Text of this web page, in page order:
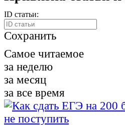
ID статьи:
Сохранить
Самое читаемое
за неделю
за месяц
за все время